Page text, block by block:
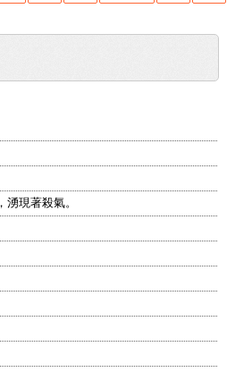
現著殺氣。